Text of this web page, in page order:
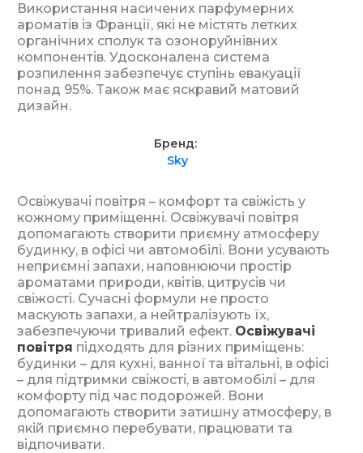
Використання насичених парфумерних
ароматів із Франції, які не містять летких
органічних сполук та озоноруйнівних
компонентів. Удосконалена система
розпилення забезпечує ступінь евакуації
понад 95%. Також має яскравий матовий
дизайн.
Бренд
Sky
Освіжувачі повітря – комфорт та свіжість у
кожному приміщенні. Освіжувачі повітря
допомагають створити приємну атмосферу
будинку, в офісі чи автомобілі. Вони усувають
неприємні запахи, наповнюючи простір
ароматами природи, квітів, цитрусів чи
свіжості. Сучасні формули не просто
маскують запахи, а нейтралізують їх,
забезпечуючи тривалий ефект. Освіжувачі
повітря підходять для різних приміщень:
будинки – для кухні, ванної та вітальні, в офісі
– для підтримки свіжості, в автомобілі – для
комфорту під час подорожей. Вони
допомагають створити затишну атмосферу, в
якій приємно перебувати, працювати та
відпочивати.